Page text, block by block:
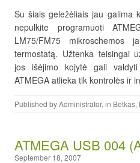
Su šiais geležėliais jau galima
nepulkite programuoti
LM75/FM75 mikroschemos
termostatą. Užtenka teisingai
jos išėjimo kojytė gali
ATMEGA atlieka tik kontrolės ir
Published byAdministrator, in Betkas,
ATMEGA USB 004
September 18, 2007